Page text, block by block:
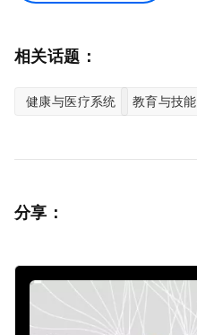
相关话题：
健康与医疗系统 教育与技能
分享：